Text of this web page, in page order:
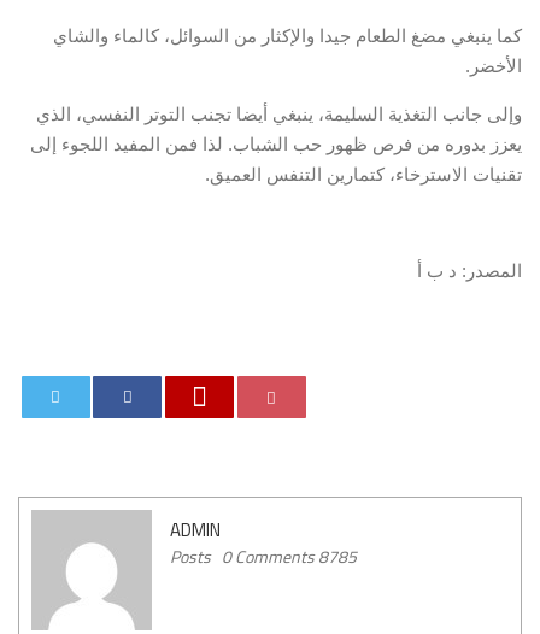
كما ينبغي مضغ الطعام جيدا والإكثار من السوائل، كالماء والشاي
الأخضر.
وإلى جانب التغذية السليمة، ينبغي أيضا تجنب التوتر النفسي، الذي
يعزز بدوره من فرص ظهور حب الشباب. لذا فمن المفيد اللجوء إلى
تقنيات الاسترخاء، كتمارين التنفس العميق.
المصدر: د ب أ
ADMIN
8785 Posts
0 Comments